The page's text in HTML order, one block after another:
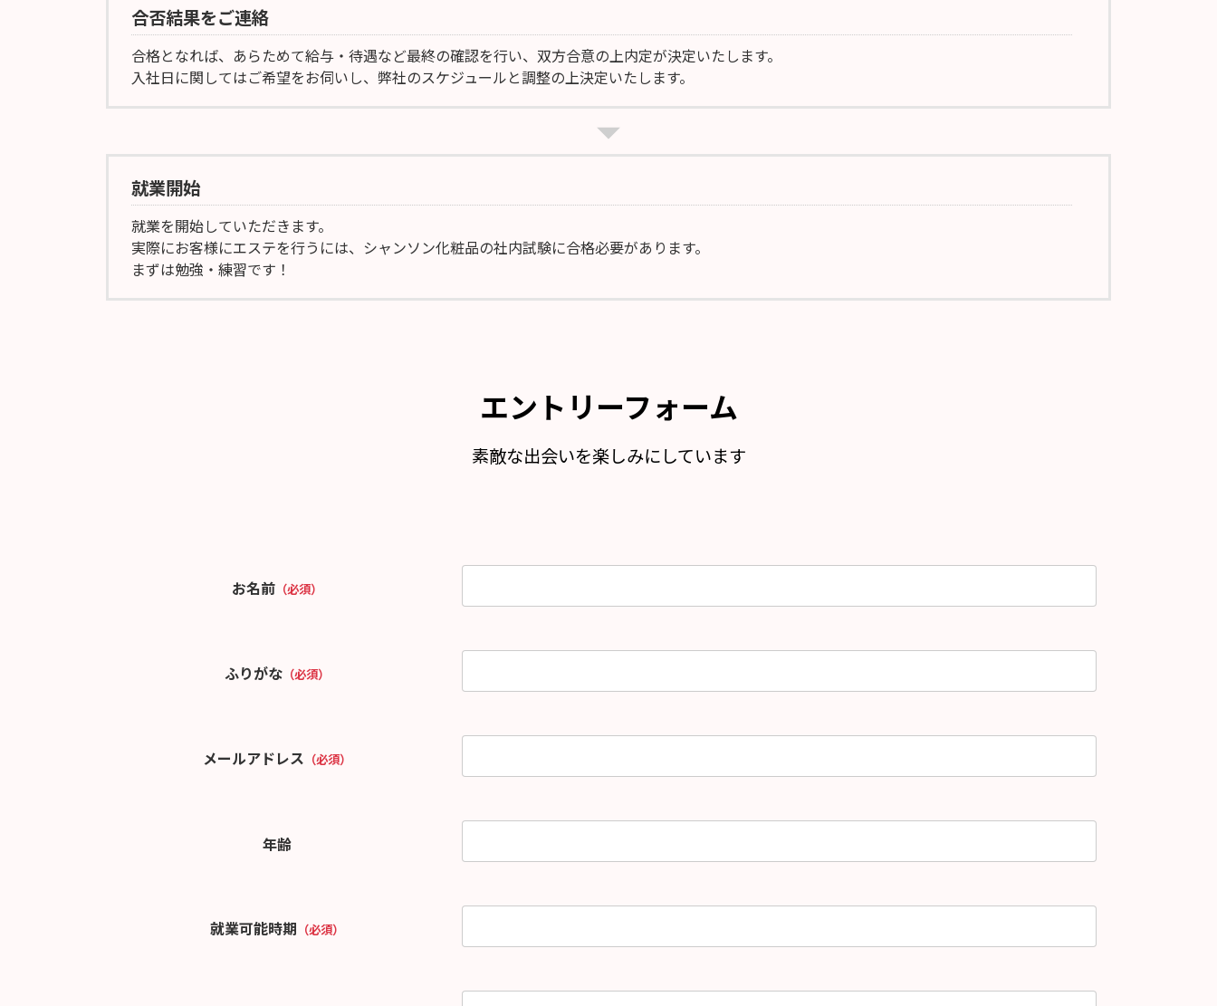
合否結果をご連絡
合格となれば、あらためて給与・待遇など最終の確認を行い、双方合意の上内定が決定いたします。
入社日に関してはご希望をお伺いし、弊社のスケジュールと調整の上決定いたします。
就業開始
就業を開始していただきます。
実際にお客様にエステを行うには、シャンソン化粧品の社内試験に合格必要があります。
まずは勉強・練習です！
エントリーフォーム
素敵な出会いを楽しみにしています
お名前（必須）
ふりがな（必須）
メールアドレス （必須）
年齢
就業可能時期 （必須）